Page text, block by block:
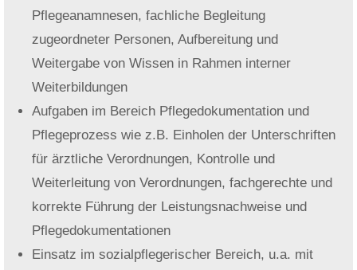
Pflegeanamnesen, fachliche Begleitung
zugeordneter Personen, Aufbereitung und
Weitergabe von Wissen in Rahmen interner
Weiterbildungen
Aufgaben im Bereich Pflegedokumentation und
Pflegeprozess wie z.B. Einholen der Unterschriften
für ärztliche Verordnungen, Kontrolle und
Weiterleitung von Verordnungen, fachgerechte und
korrekte Führung der Leistungsnachweise und
Pflegedokumentationen
Einsatz im sozialpflegerischer Bereich, u.a. mit